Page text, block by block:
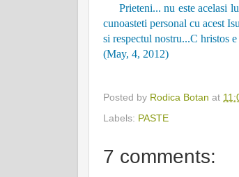
Prieteni... nu este acelasi
cunoasteti personal cu acest
si respectul nostru...C hristos
(May, 4, 2012)
Posted by Rodica Botan at
Labels: PASTE
7 comments: